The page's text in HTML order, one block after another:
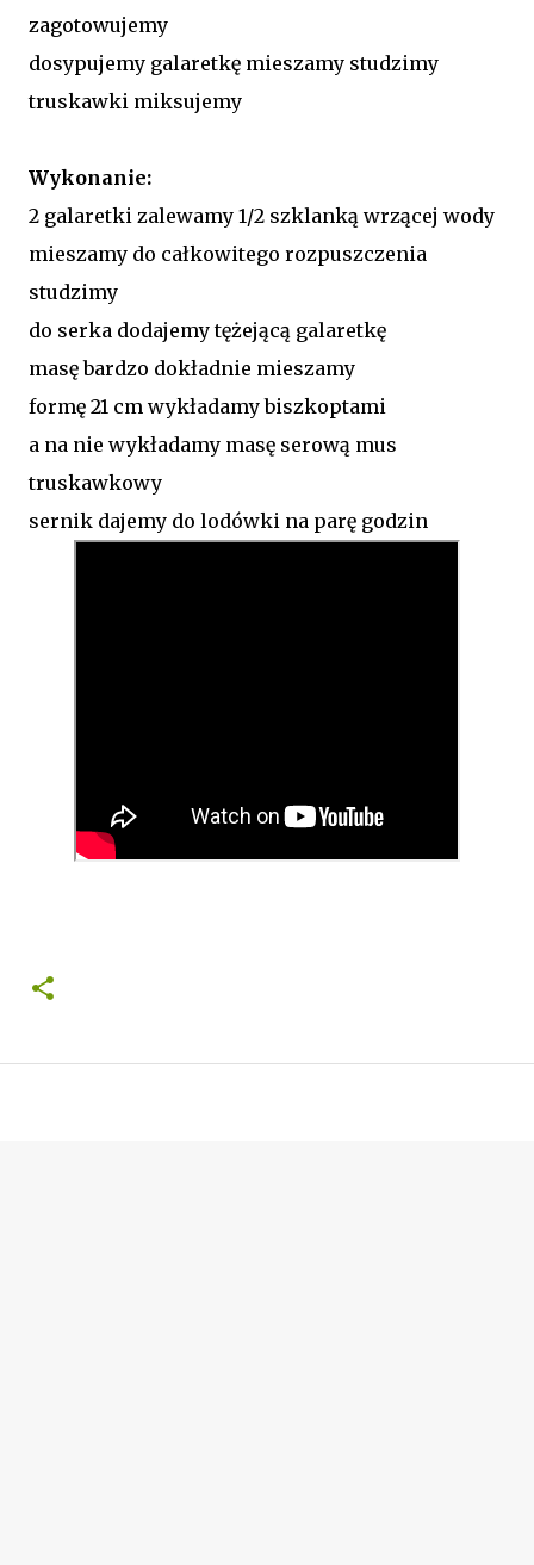
zagotowujemy
dosypujemy galaretkę mieszamy studzimy
truskawki miksujemy
Wykonanie:
2 galaretki zalewamy 1/2 szklanką wrzącej wody
mieszamy do całkowitego rozpuszczenia
studzimy
do serka dodajemy tężejącą galaretkę
masę bardzo dokładnie mieszamy
formę 21 cm wykładamy biszkoptami
a na nie wykładamy masę serową mus
truskawkowy
sernik dajemy do lodówki na parę godzin